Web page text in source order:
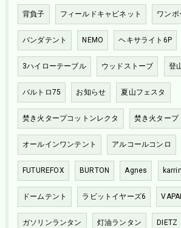
背負子 フィールドキャビネット ワンポ
パンダテント NEMO ヘキサライト6P
3ハイローテーブル ウッドストーブ 登
バルトロ75 お知らせ 夏山フェスタ
焚き火タープコットンレクタ 焚き火タープ
オールインワンテント アルコールコンロ
FUTUREFOX BURTON Agnes
ドームテント ラビットイヤーズ6
ガソリンランタン 灯油ランタン DIETZ